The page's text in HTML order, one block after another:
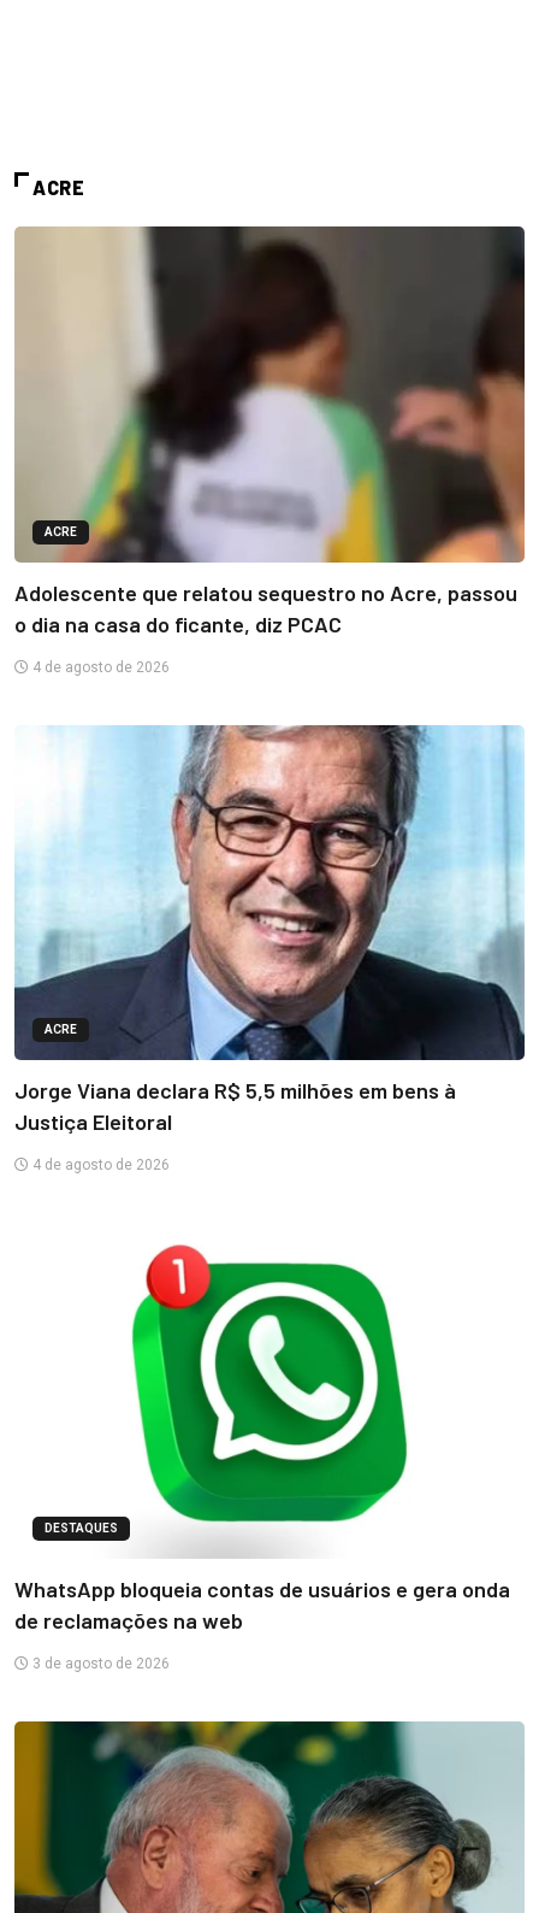
ACRE
ACRE
Adolescente que relatou sequestro no Acre, passou
o dia na casa do ficante, diz PCAC
4 de agosto de 2026
ACRE
Jorge Viana declara R$ 5,5 milhões em bens à
Justiça Eleitoral
4 de agosto de 2026
DESTAQUES
WhatsApp bloqueia contas de usuários e gera onda
de reclamações na web
3 de agosto de 2026